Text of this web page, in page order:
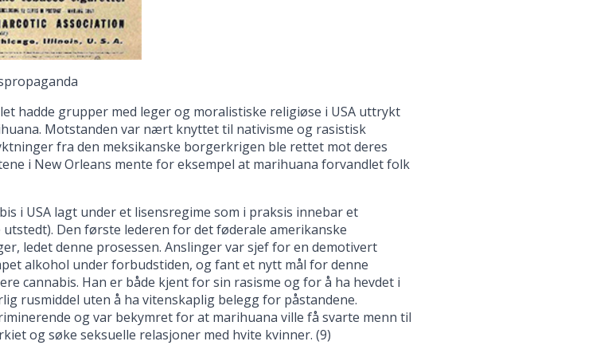
hadde grupper med leger og moralistiske religiøse i USA uttrykt
Motstanden var nært knyttet til nativisme og rasistisk
fra den meksikanske borgerkrigen ble rettet mot deres
i New Orleans mente for eksempel at marihuana forvandlet folk
i USA lagt under et lisensregime som i praksis innebar et
Den første lederen for det føderale amerikanske
ledet denne prosessen. Anslinger var sjef for en demotivert
alkohol under forbudstiden, og fant et nytt mål for denne
cannabis. Han er både kjent for sin rasisme og for å ha hevdet i
rusmiddel uten å ha vitenskaplig belegg for påstandene.
og var bekymret for at marihuana ville få svarte menn til
og søke seksuelle relasjoner med hvite kvinner. (9)